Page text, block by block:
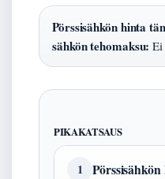
Pörssisähkön hinta
sähkön tehomaksu: Ei
PIKAKATSAUS
1